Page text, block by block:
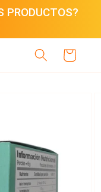
PRODUCTOS?
Carrito